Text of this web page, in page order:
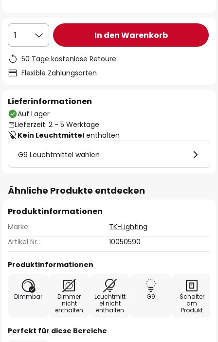
1 In den Warenkorb
50 Tage kostenlose Retoure
Flexible Zahlungsarten
Lieferinformationen
Auf Lager
Lieferzeit: 2 - 5 Werktage
Kein Leuchtmittel enthalten
G9 Leuchtmittel wählen
Ähnliche Produkte entdecken
Produktinformationen
Marke:
TK-Lighting
Artikel Nr.:
10050590
Produktinformationen
Dimmbar
Dimmer
nicht
enthalten
Leuchtmitt
el nicht
enthalten
G9
Schalter
am
Produkt
Perfekt für diese Bereiche